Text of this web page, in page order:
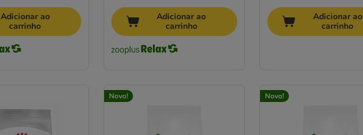
Adicionar ao
carrinho
Adicionar ao
carrinho
Adicionar ao
carrinho
Novo! Novo!